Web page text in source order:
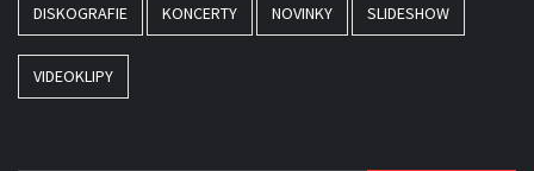
DISKOGRAFIE KONCERTY NOVINKY SLIDESHOW
VIDEOKLIPY